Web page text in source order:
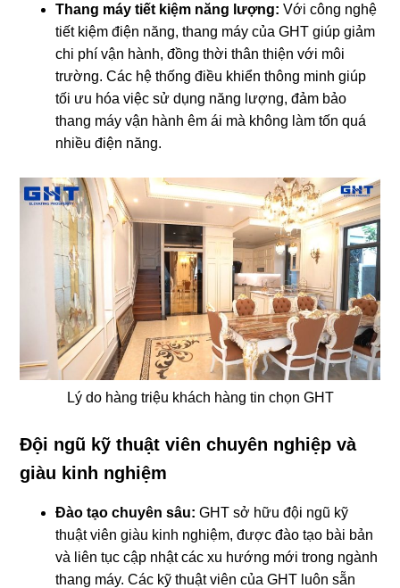
Thang máy tiết kiệm năng lượng: Với công nghệ
tiết kiệm điện năng, thang máy của GHT giúp giảm
chi phí vận hành, đồng thời thân thiện với môi
trường. Các hệ thống điều khiển thông minh giúp
tối ưu hóa việc sử dụng năng lượng, đảm bảo
thang máy vận hành êm ái mà không làm tốn quá
nhiều điện năng.
Lý do hàng triệu khách hàng tin chọn GHT
Đội ngũ kỹ thuật viên chuyên nghiệp và
giàu kinh nghiệm
Đào tạo chuyên sâu: GHT sở hữu đội ngũ kỹ
thuật viên giàu kinh nghiệm, được đào tạo bài bản
và liên tục cập nhật các xu hướng mới trong ngành
thang máy. Các kỹ thuật viên của GHT luôn sẵn